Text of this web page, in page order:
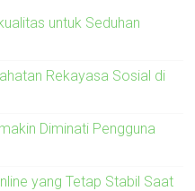
untuk Seduhan
Rekayasa Sosial di
Diminati Pengguna
yang Tetap Stabil Saat